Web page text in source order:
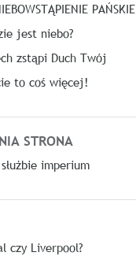
PAŃSKIE
jest niebo?
zstąpi Duch Twój
to coś więcej!
STRONA
imperium
czy Liverpool?